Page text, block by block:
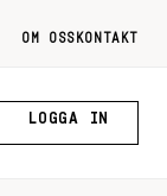
OM OSS KONTAKT
LOGGA IN